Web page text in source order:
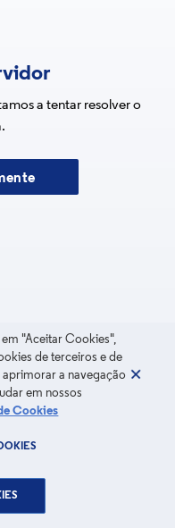
a tentar resolver o
"Aceitar Cookies",
de terceiros e de
a navegação
em nossos
Cookies